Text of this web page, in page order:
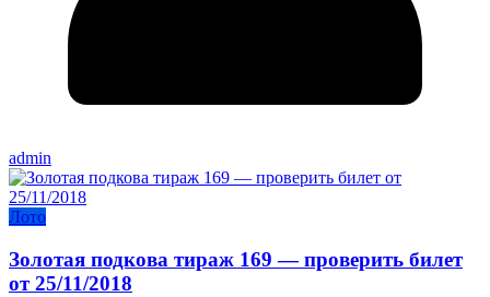
admin
Лото
Золотая подкова тираж 169 — проверить билет
от 25/11/2018